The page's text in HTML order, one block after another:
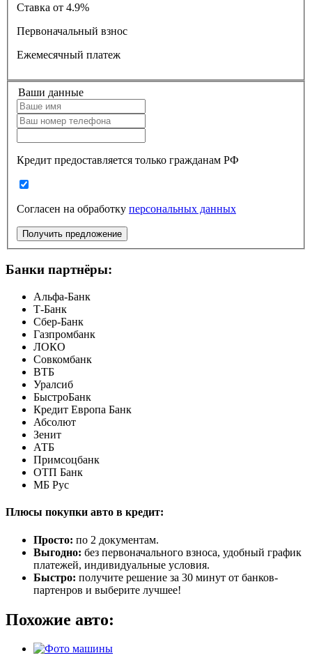
Ставка
от 4.9%
Первоначальный взнос
Ежемесячный платеж
Ваши данные
Кредит предоставляется только гражданам РФ
Согласен на обработку персональных данных
Получить предложение
Банки партнёры:
Альфа-Банк
Т-Банк
Сбер-Банк
Газпромбанк
ЛОКО
Совкомбанк
ВТБ
Уралсиб
БыстроБанк
Кредит Европа Банк
Абсолют
Зенит
АТБ
Примсоцбанк
ОТП Банк
МБ Рус
Плюсы покупки авто в кредит:
Просто: по 2 документам.
Выгодно: без первоначального взноса, удобный график
платежей, индивидуальные условия.
Быстро: получите решение за 30 минут от банков-
партенров и выберите лучшее!
Похожие авто: